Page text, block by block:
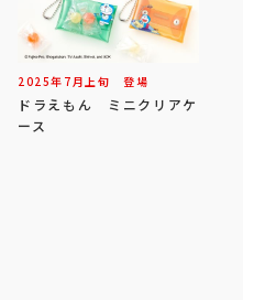
2025年 7 月 上旬 登場
ドラえもん ミニクリアケ
ース